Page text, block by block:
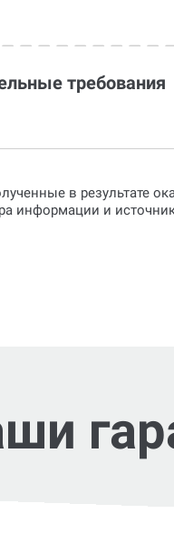
требования
в результате
информации и